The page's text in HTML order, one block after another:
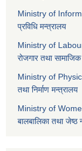
Ministry of
प्रविधि मन्त्रालय
Ministry of
रोजगार तथा
Ministry of
तथा निर्माण मन्त्रालय
Ministry of
बालबालिका तथा जेष्ठ